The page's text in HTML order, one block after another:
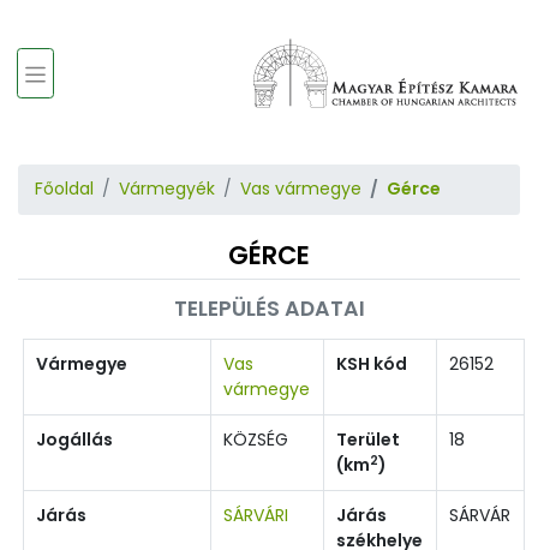
Főoldal Vármegyék Vas vármegye Gérce
GÉRCE
TELEPÜLÉS ADATAI
Vármegye
Vas
vármegye
KSH kód 26152
Jogállás KÖZSÉG
Terület
(km2)
18
Járás SÁRVÁRI
Járás
székhelye
SÁRVÁR